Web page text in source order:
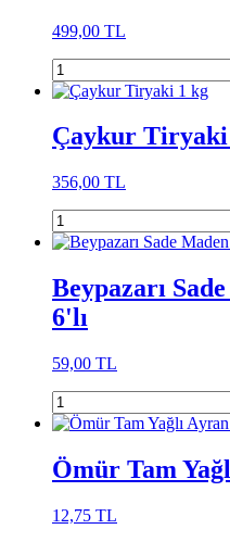
499,00 TL
Çaykur Tiryaki
356,00 TL
Beypazarı
6'lı
59,00 TL
Ömür Tam
12,75 TL